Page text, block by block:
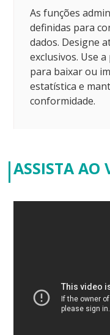
As funções
definidas para
dados. Designe
exclusivos. Use a
para baixar ou
estatística e
conformidade.
ASSISTA AO